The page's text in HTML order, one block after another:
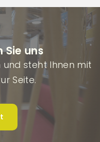
uns
steht Ihnen mit
Seite.